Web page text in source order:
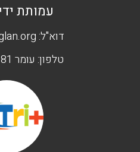
עמותת
דוא"ל:
טלפון: עומר 052-4492181